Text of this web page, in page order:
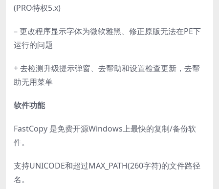
(PRO特权5.x)
– 更改程序显示字体为微软雅黑、修正原版无法在PE下
运行的问题
+ 去检测升级提示弹窗、去帮助和设置检查更新，去帮
助无用菜单
软件功能
FastCopy 是免费开源Windows上最快的复制/备份软
件。
支持UNICODE和超过MAX_PATH(260字符)的文件路径
名。